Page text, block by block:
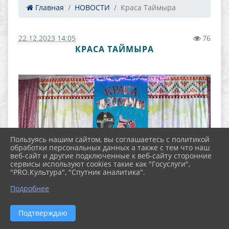
Главная НОВОСТИ Краса Таймыра
22.12.2023 14:05 76
КРАСА ТАЙМЫРА
Пользуясь нашим сайтом, вы соглашаетесь с политикой
обработки персональных данных а также с тем что наш
веб-сайт и другие подключенные к веб-сайту сторонние
сервисы используют cookies такие как "Госуслуги",
"PRO.Культура", "Спутник аналитика".
Подробнее
Подтверждаю